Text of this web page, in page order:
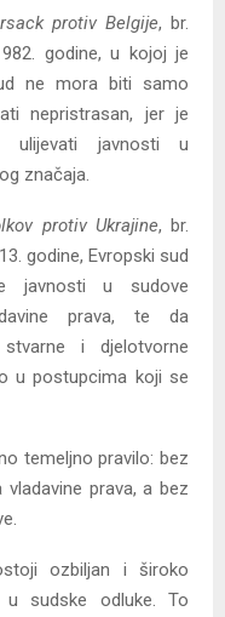
protiv Belgije, br.
godine, u kojoj je
ne mora biti samo
nepristrasan, jer je
ulijevati javnosti u
značaja.
protiv Ukrajine, br.
godine, Evropski sud
javnosti u sudove
prava, te da
i djelotvorne
u postupcima koji se
temeljno pravilo: bez
prava, a bez
ozbiljan i široko
u sudske odluke. To